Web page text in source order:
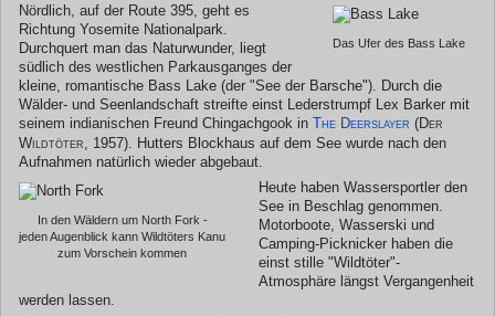
Das Ufer des Bass Lake
Nördlich, auf der Route 395, geht es
Richtung Yosemite Nationalpark.
Durchquert man das Naturwunder, liegt
südlich des westlichen Parkausganges der
kleine, romantische Bass Lake (der "See der Barsche"). Durch die
Wälder- und Seenlandschaft streifte einst Lederstrumpf Lex Barker mit
seinem indianischen Freund Chingachgook in The Deerslayer (Der
Wildtöter, 1957) . Hutters Blockhaus auf dem See wurde nach den
Aufnahmen natürlich wieder abgebaut.
In den Wäldern um North Fork -
jeden Augenblick kann Wildtöters Kanu
zum Vorschein kommen
Heute haben Wassersportler den
See in Beschlag genommen.
Motorboote, Wasserski und
Camping-Picknicker haben die
einst stille "Wildtöter"-
Atmosphäre längst Vergangenheit
werden lassen.